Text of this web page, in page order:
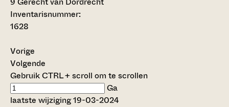
Inventarisnummer:
1628
Vorige
Volgende
Gebruik CTRL + scroll om te scrollen
Ga
laatste wijziging 19-03-2024